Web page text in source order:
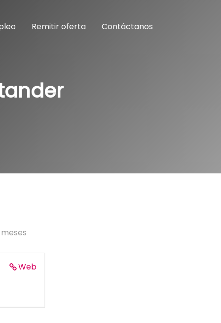
Remitir oferta Contáctanos
Web